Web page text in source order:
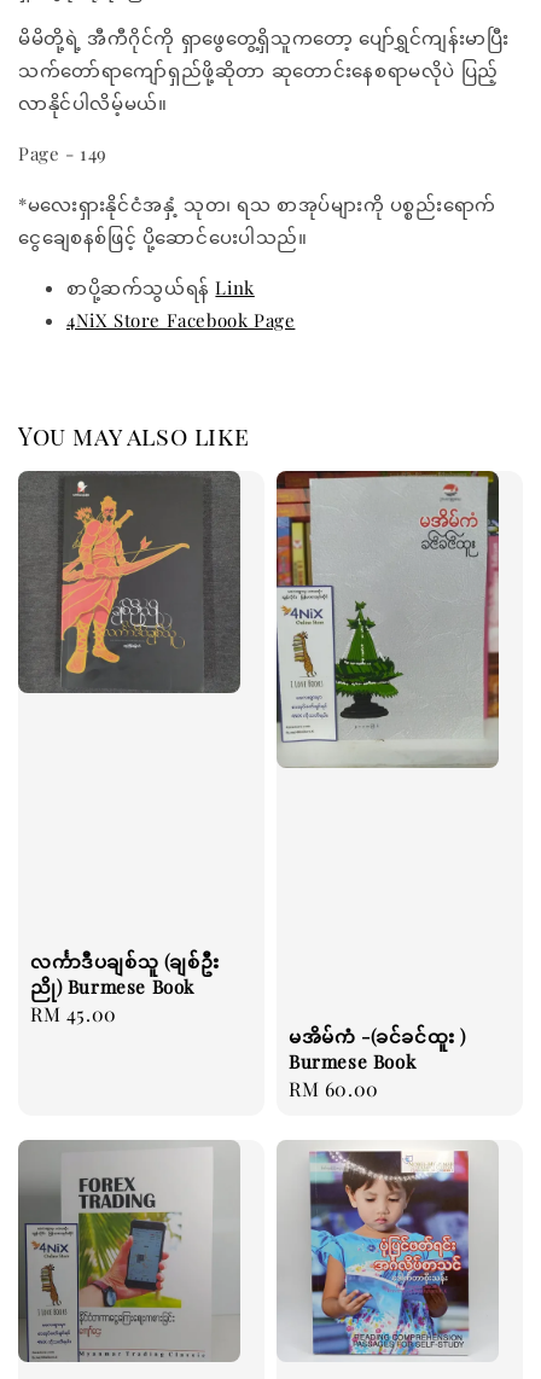
မိမိတို့ရဲ့ အီကီဂိုင်ကို ရှာဖွေတွေ့ရှိသူကတော့ ပျော်ရွှင်ကျန်းမာပြီး
သက်တော်ရာကျော်ရှည်ဖို့ဆိုတာ ဆုတောင်းနေစရာမလိုပဲ ပြည့်
လာနိုင်ပါလိမ့်မယ်။
Page - 149
*မလေးရှားနိုင်ငံအနှံ့ သုတ၊ ရသ စာအုပ်များကို ပစ္စည်းရောက်
ငွေချေစနစ်ဖြင့် ပို့ဆောင်ပေးပါသည်။
စာပို့ဆက်သွယ်ရန်Link
4NiX Store Facebook Page
You may also like
လင်္ကာဒီပချစ်သူ (ချစ်ဦး
ညို) Burmese Book
Regular
RM 45.00
မအိမ်ကံ -(ခင်ခင်ထူး )
Burmese Book
Regular
RM 60.00